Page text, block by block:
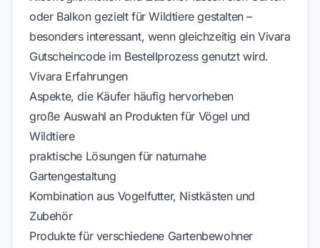
oder Balkon gezielt für Wildtiere gestalten –
besonders interessant, wenn gleichzeitig ein Vivara
Gutscheincode im Bestellprozess genutzt wird.
Vivara Erfahrungen
Aspekte, die Käufer häufig hervorheben
große Auswahl an Produkten für Vögel und
Wildtiere
praktische Lösungen für naturnahe
Gartengestaltung
Kombination aus Vogelfutter, Nistkästen und
Zubehör
Produkte für verschiedene Gartenbewohner